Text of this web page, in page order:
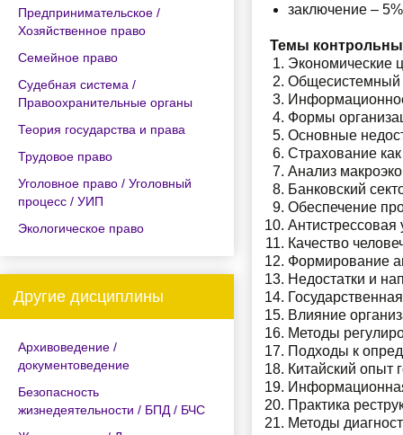
Предпринимательское /
Хозяйственное право
Семейное право
Судебная система /
Правоохранительные органы
Теория государства и права
Трудовое право
Уголовное право / Уголовный
процесс / УИП
Экологическое право
Другие дисциплины
Архивоведение /
документоведение
Безопасность
жизнедеятельности / БПД / БЧС
заключение –
Темы
Экономические
Общесистемный
Формы
Основные
Страхование
Анализ
Банковский
Обеспечение
Антистрессовая
Качество
Формирование
Недостатки и
Влияние
Методы
Подходы к
Китайский опыт
Практика
Методы